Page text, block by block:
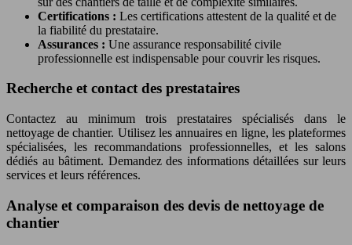
Certifications : Les certifications attestent de la qualité et de
la fiabilité du prestataire.
Assurances : Une assurance responsabilité civile
professionnelle est indispensable pour couvrir les risques.
Recherche et contact des prestataires
Contactez au minimum trois prestataires spécialisés dans le
nettoyage de chantier. Utilisez les annuaires en ligne, les plateformes
spécialisées, les recommandations professionnelles, et les salons
dédiés au bâtiment. Demandez des informations détaillées sur leurs
services et leurs références.
Analyse et comparaison des devis de nettoyage de
chantier